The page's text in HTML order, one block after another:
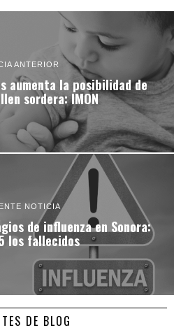
ANTERIOR
aumenta la posibilidad de
sordera: IMON
NOTICIA
de influenza en Sonora:
los fallecidos
DE BLOG